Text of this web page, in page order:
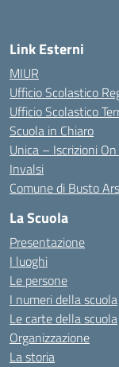
Link Esterni
MIUR
Ufficio Scolastico
Ufficio Scolastico
Scuola in Chiaro
Unica – Iscrizioni
Invalsi
Comune di Busto
La Scuola
Presentazione
I luoghi
Le persone
I numeri della scuola
Le carte della scuola
Organizzazione
La storia